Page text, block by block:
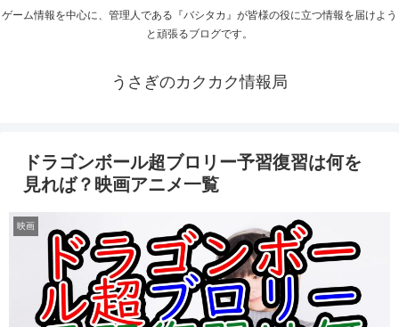
ゲーム情報を中心に、管理人である『バシタカ』が皆様の役に立つ情報を届けよう
と頑張るブログです。
うさぎのカクカク情報局
ドラゴンボール超ブロリー予習復習は何を
見れば？映画アニメ一覧
映画